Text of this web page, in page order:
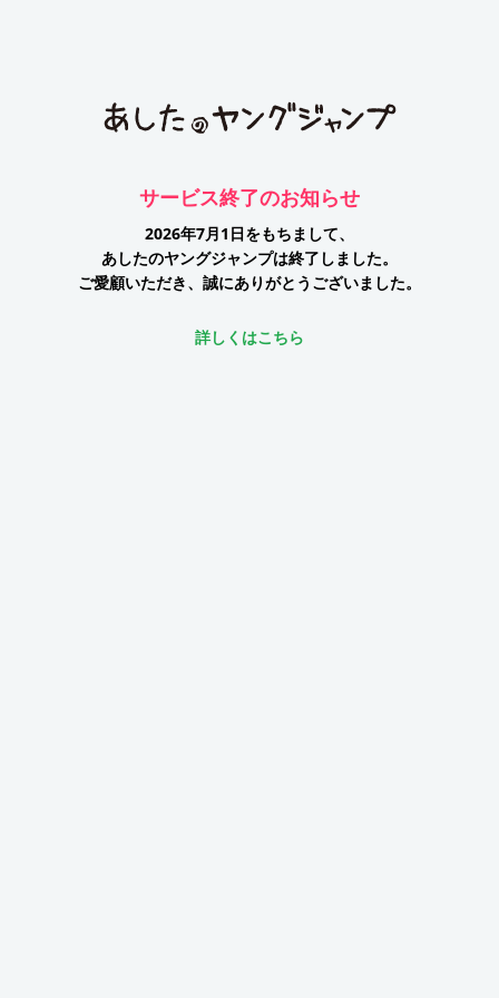
サービス終了のお知らせ
2026年7月1日をもちまして、
あしたのヤングジャンプは終了しました。
ご愛顧いただき、誠にありがとうございました。
詳しくはこちら